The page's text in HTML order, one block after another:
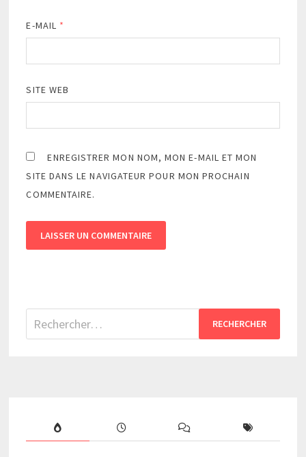
E-MAIL *
SITE WEB
ENREGISTRER MON NOM, MON E-MAIL ET MON
SITE DANS LE NAVIGATEUR POUR MON PROCHAIN
COMMENTAIRE.
Rechercher :